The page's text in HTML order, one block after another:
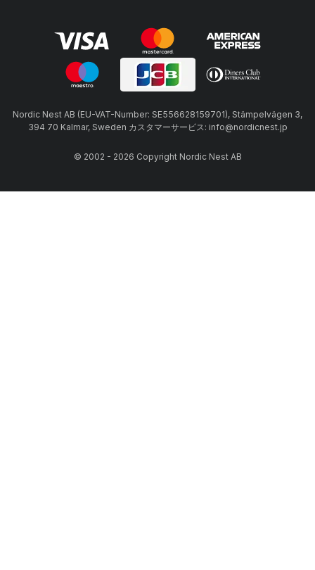
Nordic Nest AB (EU-VAT-Number: SE556628159701), Stämpelvägen 3,
394 70 Kalmar, Sweden カスタマーサービス: info@nordicnest.jp
© 2002 - 2026 Copyright Nordic Nest AB